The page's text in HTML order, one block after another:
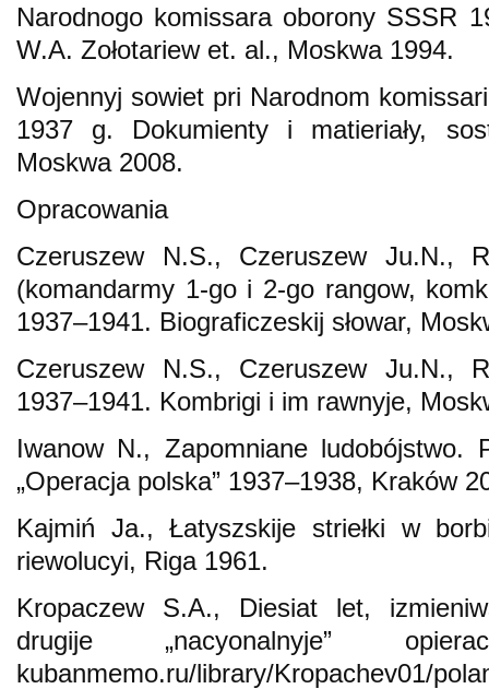
Narodnogo komissara oborony SSSR
W.A. Zołotariew et. al., Moskwa 1994.
Wojennyj sowiet pri Narodnom
1937 g. Dokumienty i matieriały,
Moskwa 2008.
Opracowania
Czeruszew N.S., Czeruszew Ju.N.,
(komandarmy 1-go i 2-go rangow,
1937–1941. Biograficzeskij słowar,
Czeruszew N.S., Czeruszew Ju.N.,
1937–1941. Kombrigi i im rawnyje,
Iwanow N., Zapomniane ludobójstwo.
„Operacja polska” 1937–1938, Kraków
Kajmiń Ja., Łatyszskije striełki w
riewolucyi, Riga 1961.
Kropaczew S.A., Diesiat let,
drugije „nacyonalnyje”
kubanmemo.ru/library/Kropachev01/